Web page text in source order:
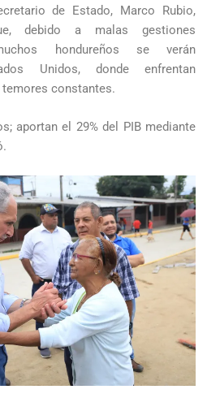
de Estado, Marco Rubio,
debido a malas gestiones
hondureños se verán
Unidos, donde enfrentan
constantes.
aportan el 29% del PIB mediante